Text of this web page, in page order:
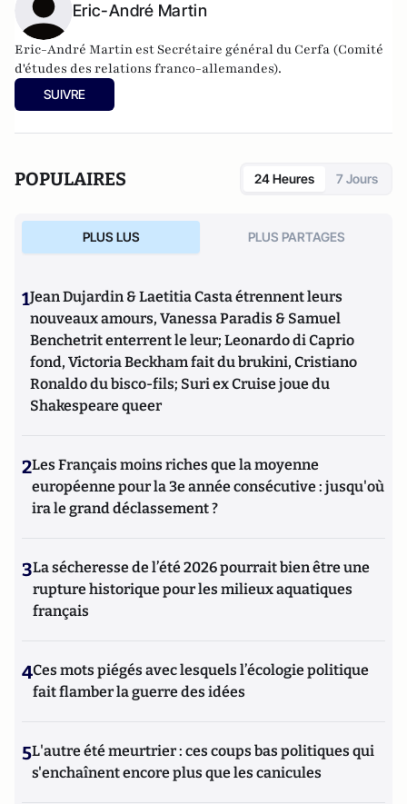
Eric-André Martin
Eric-André Martin est Secrétaire général du Cerfa (Comité
d'études des relations franco-allemandes).
SUIVRE
POPULAIRES 24 Heures 7 Jours
PLUS LUS PLUS PARTAGES
1Jean Dujardin & Laetitia Casta étrennent leurs
nouveaux amours, Vanessa Paradis & Samuel
Benchetrit enterrent le leur; Leonardo di Caprio
fond, Victoria Beckham fait du brukini, Cristiano
Ronaldo du bisco-fils; Suri ex Cruise joue du
Shakespeare queer
2Les Français moins riches que la moyenne
européenne pour la 3e année consécutive : jusqu'où
ira le grand déclassement ?
3La sécheresse de l’été 2026 pourrait bien être une
rupture historique pour les milieux aquatiques
français
4Ces mots piégés avec lesquels l’écologie politique
fait flamber la guerre des idées
5L'autre été meurtrier : ces coups bas politiques qui
s'enchaînent encore plus que les canicules